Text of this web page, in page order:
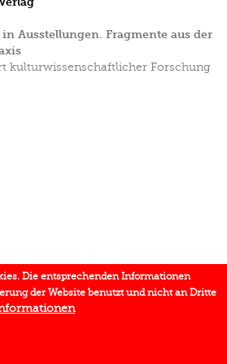
Ausstellungen. Fragmente aus der
kulturwissenschaftlicher Forschung
Die entsprechenden Informationen
der Website benutzt und nicht an Dritte